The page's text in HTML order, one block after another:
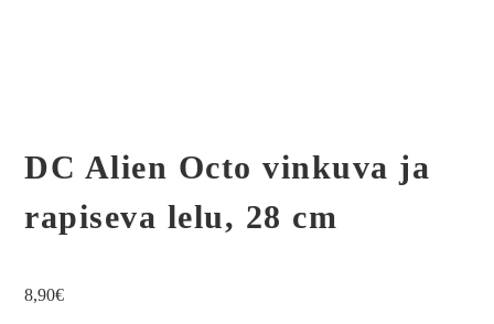
DC Alien Octo vinkuva ja
rapiseva lelu, 28 cm
8,90€